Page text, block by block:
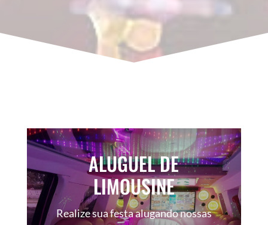
ALUGUEL DE
LIMOUSINE
Realize sua festa alugando nossas